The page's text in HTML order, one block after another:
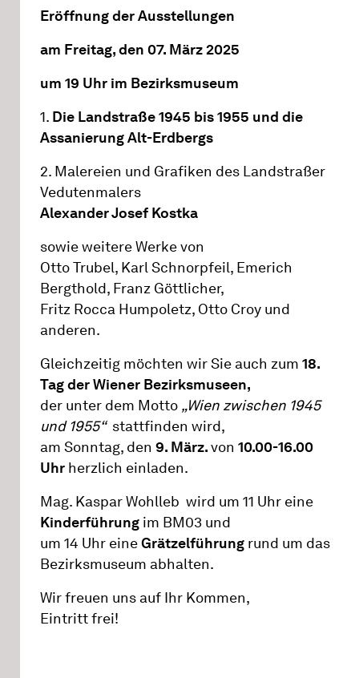
Eröffnung der Ausstellungen
am Freitag, den 07. März 2025
um 19 Uhr im Bezirksmuseum
1. Die Landstraße 1945 bis 1955 und die
Assanierung Alt-Erdbergs
2. Malereien und Grafiken des Landstraßer
Vedutenmalers
Alexander Josef Kostka
sowie weitere Werke von
Otto Trubel, Karl Schnorpfeil, Emerich
Bergthold, Franz Göttlicher,
Fritz Rocca Humpoletz, Otto Croy und
anderen.
Gleichzeitig möchten wir Sie auch zum 18.
Tag der Wiener Bezirksmuseen,
der unter dem Motto „Wien zwischen 1945
und 1955“stattfinden wird,
am Sonntag, den 9. März.von 10.00-16.00
Uhr herzlich einladen.
Mag. Kaspar Wohlleb wird um 11 Uhr eine
Kinderführung im BM03 und
um 14 Uhr eineGrätzelführung rund um das
Bezirksmuseum abhalten.
Wir freuen uns auf Ihr Kommen,
Eintritt frei!